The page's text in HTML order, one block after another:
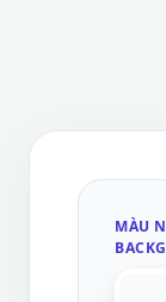
MÀU